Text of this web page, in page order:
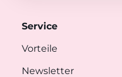
Service
Vorteile
Newsletter